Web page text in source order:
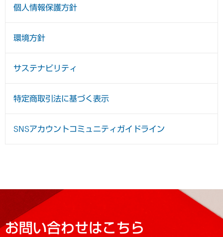
個人情報保護方針
環境方針
サステナビリティ
特定商取引法に基づく表示
SNSアカウントコミュニティガイドライン
お問い合わせはこちら